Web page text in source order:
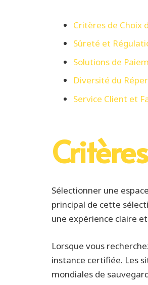
Critères de Choix
Sûreté et
Solutions de
Diversité du
Service Client et
Sélectionner une
principal de cette
une expérience claire
Lorsque vous
instance certifiée. Les
mondiales de